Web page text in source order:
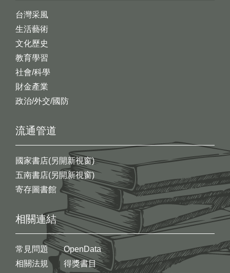
台灣采風
生活藝術
文化歷史
教育學習
社會/科學
財金產業
政治/外交/國防
流通管道
國家書店(另開新視窗)
五南書店(另開新視窗)
寄存圖書館
相關連結
常見問題
相關法規
OpenData
得獎書目